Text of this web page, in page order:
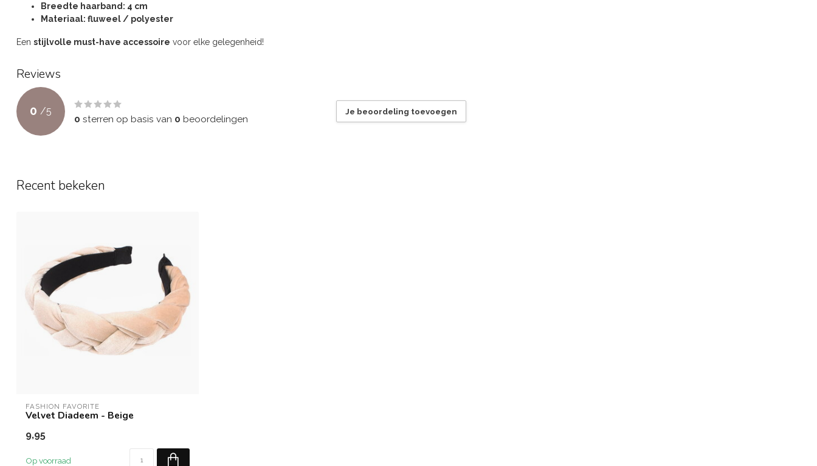
Breedte haarband: 4 cm
Materiaal: fluweel / polyester
Een stijlvolle must-have accessoire voor elke gelegenheid!
Reviews
0 /5
0 sterren op basis van 0 beoordelingen
Je beoordeling toevoegen
Recent bekeken
FASHION FAVORITE
Velvet Diadeem - Beige
9,95
Op voorraad